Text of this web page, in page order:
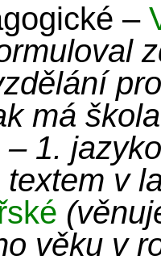
–
má
1.
v
věku v